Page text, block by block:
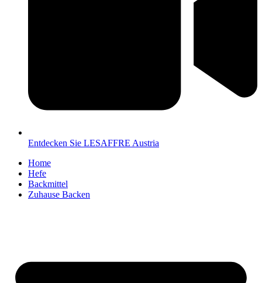
Entdecken Sie LESAFFRE Austria
Home
Hefe
Backmittel
Zuhause Backen